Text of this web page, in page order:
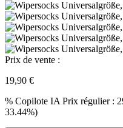
Prix de vente :
19,90 €
% Copilote IA Prix régulier :
33.44%)